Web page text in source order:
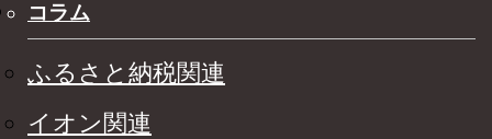
コラム
ふるさと納税関連
イオン関連